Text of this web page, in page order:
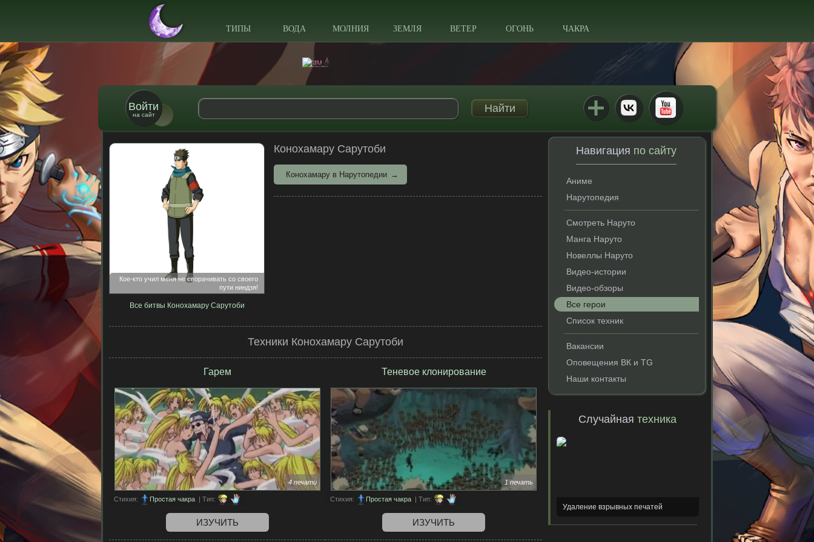
ТИПЫ ВОДА МОЛНИЯ ЗЕМЛЯ ВЕТЕР ОГОНЬ ЧАКРА
Войти
на сайт
Кое-кто учил меня не сворачивать со своего
пути ниндзя!
Все битвы Конохамару Сарутоби
Конохамару Сарутоби
Конохамару в Нарутопедии
Техники Конохамару Сарутоби
Гарем
4 печати
Стихия: Простая чакра | Тип:
ИЗУЧИТЬ
Теневое клонирование
1 печать
Стихия: Простая чакра | Тип:
ИЗУЧИТЬ
Навигация по сайту
Аниме
Нарутопедия
Смотреть Наруто
Манга Наруто
Новеллы Наруто
Видео-истории
Видео-обзоры
Все герои
Список техник
Вакансии
Оповещения ВК и TG
Наши контакты
Случайнаятехника
Удаление взрывных печатей